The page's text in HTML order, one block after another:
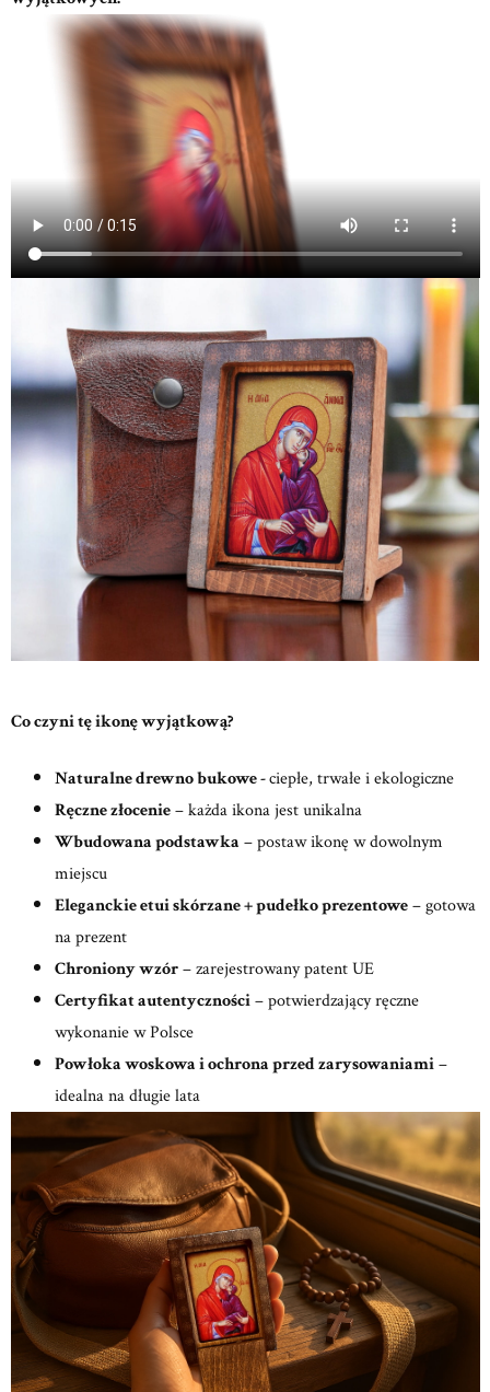
Co czyni tę ikonę wyjątkową?
Naturalne drewno bukowe -ciepłe, trwałe i ekologiczne
Ręczne złocenie– każda ikona jest unikalna
Wbudowana podstawka – postaw ikonę w dowolnym
miejscu
Eleganckie etui skórzane + pudełko prezentowe– gotowa
na prezent
Chroniony wzór– zarejestrowany patent UE
Certyfikat autentyczności– potwierdzający ręczne
wykonanie w Polsce
Powłoka woskowa i ochrona przed zarysowaniami–
idealna na długie lata